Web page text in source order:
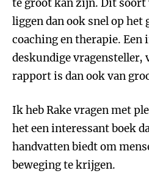
te groot kan zijn. Dit soort
liggen dan ook snel op het
coaching en therapie. Een
deskundige vragensteller,
rapport is dan ook van
Ik heb Rake vragen met
het een interessant boek
handvatten biedt om
beweging te krijgen.